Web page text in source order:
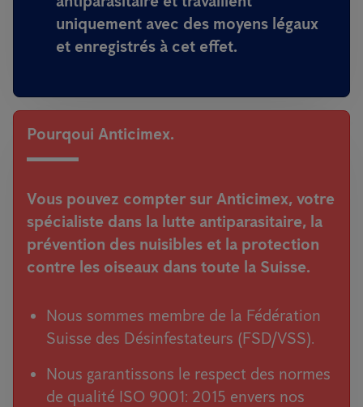
uniquement avec des moyens légaux
et enregistrés à cet effet.
Pourqoui Anticimex.
Vous pouvez compter sur Anticimex, votre
spécialiste dans la lutte antiparasitaire, la
prévention des nuisibles et la protection
contre les oiseaux dans toute la Suisse.
Nous sommes membre de la Fédération
Suisse des Désinfestateurs (FSD/VSS).
Nous garantissons le respect des normes
de qualité ISO 9001: 2015 envers nos